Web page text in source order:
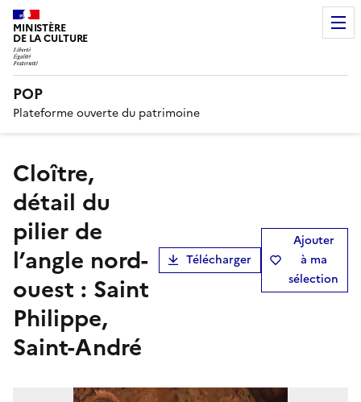
MINISTÈRE
DE LA CULTURE
POP
Plateforme ouverte du patrimoine
cloître,
détail du
pilier de
l’angle nord-
ouest : Saint
Philippe,
Saint-André
Télécharger
Ajouter
à ma
sélection